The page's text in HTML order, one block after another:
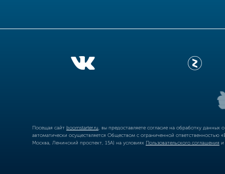
Посещая сайт boomstarter.ru , вы предоставляете согласие на обработку
автоматически осуществляется Обществом с ограниченной
Москва, Ленинский проспект, 15А) на условиях Пользовательского соглашения и